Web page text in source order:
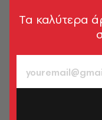
Tα καλύτερα